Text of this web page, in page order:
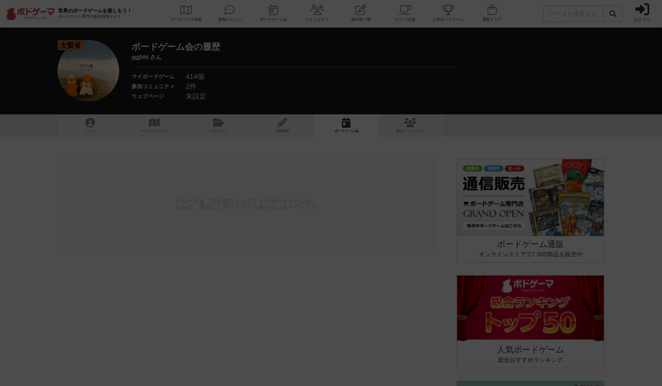
世界のボードゲームを楽しもう！
ボードゲーム専門の総合情報サイト
データベース 検索 新着レビュー ボードゲーム会 コミュニティ 掲示板一覧 カフェ/店舗 人気ボードゲーム ログイン
大賢者 ボードゲーム会の履歴
ggjhhi さん
マイボードゲーム 414個
参加コミュニティ 2件
ウェブページ 未設定
トップ マイボードゲーム マイリスト 投稿履歴 ボ ードゲーム会 コミュニティ
ボードゲーム通販
オンラインストアで7,500商品を販売中
人気ボードゲーム
総合おすすめランキング